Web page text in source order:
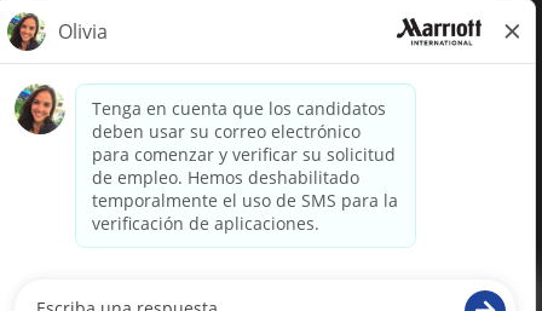
reservados. Marriott información patentada